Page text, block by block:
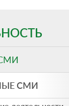
СМИ